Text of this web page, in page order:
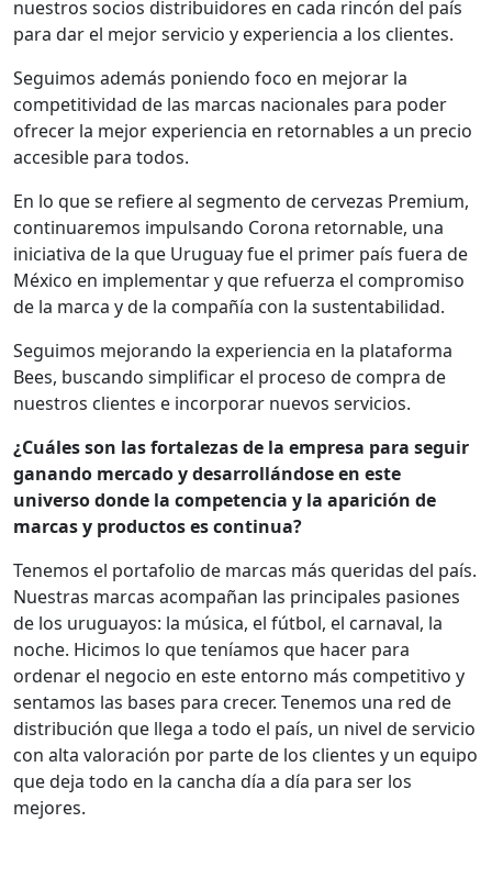
nuestros socios distribuidores en cada rincón del país
para dar el mejor servicio y experiencia a los clientes.
Seguimos además poniendo foco en mejorar la
competitividad de las marcas nacionales para poder
ofrecer la mejor experiencia en retornables a un precio
accesible para todos.
En lo que se refiere al segmento de cervezas Premium,
continuaremos impulsando Corona retornable, una
iniciativa de la que Uruguay fue el primer país fuera de
México en implementar y que refuerza el compromiso
de la marca y de la compañía con la sustentabilidad.
Seguimos mejorando la experiencia en la plataforma
Bees, buscando simplificar el proceso de compra de
nuestros clientes e incorporar nuevos servicios.
¿Cuáles son las fortalezas de la empresa para seguir
ganando mercado y desarrollándose en este
universo donde la competencia y la aparición de
marcas y productos es continua?
Tenemos el portafolio de marcas más queridas del país.
Nuestras marcas acompañan las principales pasiones
de los uruguayos: la música, el fútbol, el carnaval, la
noche. Hicimos lo que teníamos que hacer para
ordenar el negocio en este entorno más competitivo y
sentamos las bases para crecer. Tenemos una red de
distribución que llega a todo el país, un nivel de servicio
con alta valoración por parte de los clientes y un equipo
que deja todo en la cancha día a día para ser los
mejores.